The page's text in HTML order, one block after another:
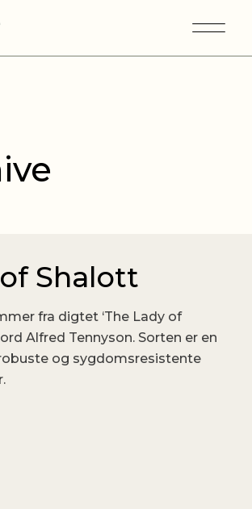
Shalott
fra digtet ‘The Lady of
Alfred Tennyson. Sorten er en
og sygdomsresistente